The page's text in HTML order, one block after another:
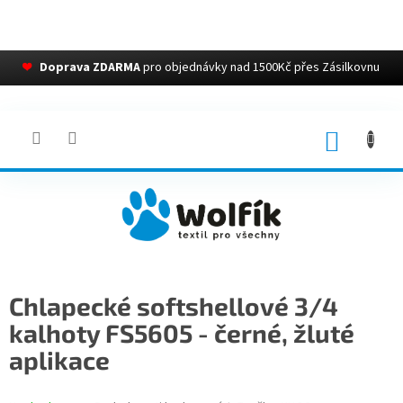
❤ Doprava ZDARMApro objednávky nad 1500Kč přes Zásilkovnu
Chlapecké softshellové 3/4
kalhoty FS5605 - černé, žluté
aplikace